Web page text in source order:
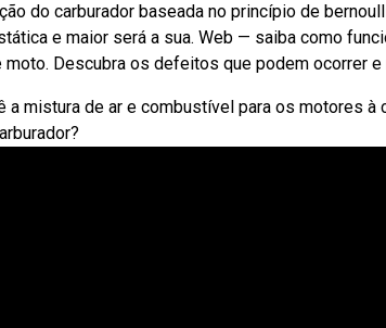
do carburador baseada no princípio de
e maior será a sua. Web — saiba como
Descubra os defeitos que podem ocorrer e
a mistura de ar e combustível para os motores à